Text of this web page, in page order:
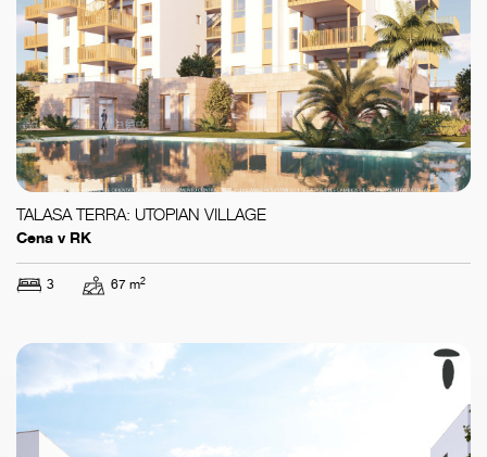
TALASA TERRA: UTOPIAN VILLAGE
Cena v RK
3 67 m2